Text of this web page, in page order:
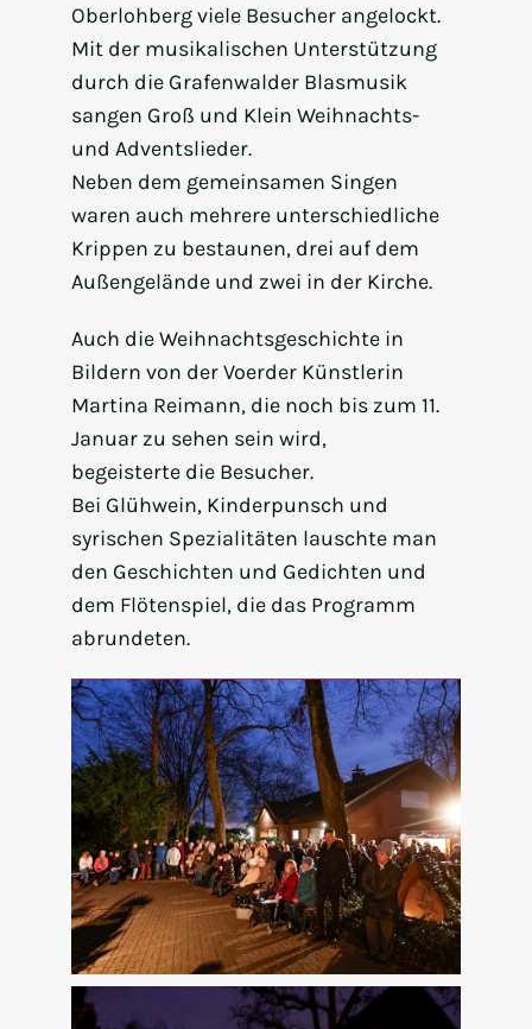
Oberlohberg viele Besucher angelockt.
Mit der musikalischen Unterstützung
durch die Grafenwalder Blasmusik
sangen Groß und Klein Weihnachts-
und Adventslieder.
Neben dem gemeinsamen Singen
waren auch mehrere unterschiedliche
Krippen zu bestaunen, drei auf dem
Außengelände und zwei in der Kirche.
Auch die Weihnachtsgeschichte in
Bildern von der Voerder Künstlerin
Martina Reimann, die noch bis zum 11.
Januar zu sehen sein wird,
begeisterte die Besucher.
Bei Glühwein, Kinderpunsch und
syrischen Spezialitäten lauschte man
den Geschichten und Gedichten und
dem Flötenspiel, die das Programm
abrundeten.